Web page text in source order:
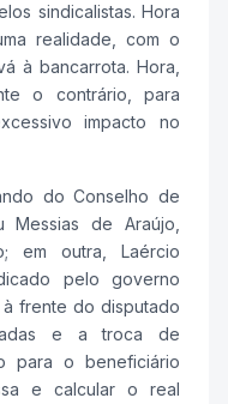
sindicalistas. Hora
realidade, com o
à bancarrota. Hora,
o contrário, para
impacto no
do Conselho de
Messias de Araújo,
em outra, Laércio
pelo governo
frente do disputado
e a troca de
para o beneficiário
e calcular o real